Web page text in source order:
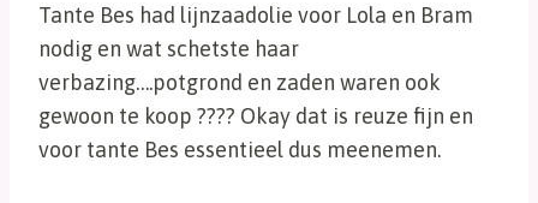
Tante Bes had lijnzaadolie voor Lola en Bram
nodig en wat schetste haar
verbazing….potgrond en zaden waren ook
gewoon te koop ???? Okay dat is reuze fijn en
voor tante Bes essentieel dus meenemen.